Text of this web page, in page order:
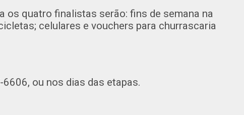
os quatro finalistas serão: fins de semana na
celulares e vouchers para churrascaria
ou nos dias das etapas.